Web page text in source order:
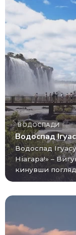
ВОДОСПАДИ
Водоспад
Водоспад Ігуасу (Cataratas del Iguazu) «Бідна
Ніагара!» –
кинувши